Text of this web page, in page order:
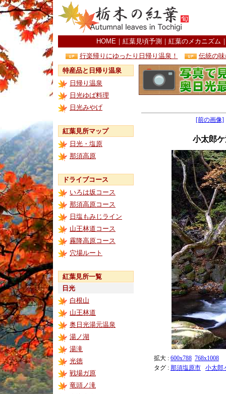
HOME ｜ 紅葉見頃予測 ｜ 紅葉のメカニズム
行楽帰りにゆったり日帰り温泉！
伝統の
特産品と日帰り温泉
日帰り温泉
日光ゆば料理
日光みやげ
紅葉見所マップ
日光・塩原
那須高原
ドライブコース
いろは坂コース
那須高原コース
日塩もみじライン
山王林道コース
霧降高原コース
穴場ルート
紅葉見所一覧
日光
白根山
山王林道
奥日光湯元温泉
湯ノ湖
湯滝
光徳
戦場ガ原
竜頭ノ滝
[前の画像]
小太郎
拡大 : 600x788 768x1008
タグ : 那須塩原市 小太郎